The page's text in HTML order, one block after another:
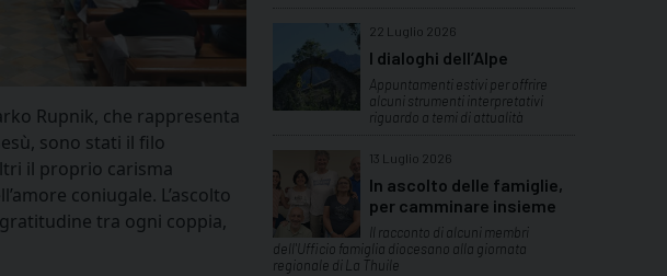
Rupnik, che rappresenta
sono stati il filo
il proprio carisma
coniugale. L’ascolto
tra ogni coppia,
22 Luglio 2026
I dialoghi dell’Alpe
Appuntamenti estivi per offrire
alcuni strumenti interpretativi
riguardo a temi di attualità
13 Luglio 2026
In ascolto delle famiglie,
per camminare insieme
Il racconto di alcuni membri
dell'Ufficio famiglia diocesano alla giornata
regionale di La Thuile